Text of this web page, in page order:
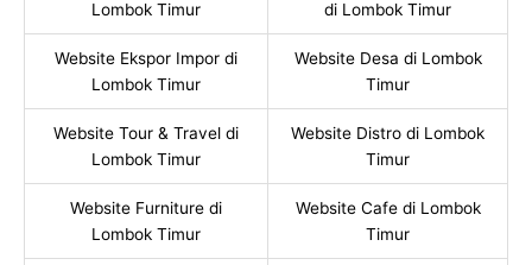
Lombok Timur di Lombok Timur
Website Ekspor Impor di
Lombok Timur
Website Desa di Lombok
Timur
Website Tour & Travel di
Lombok Timur
Website Distro di Lombok
Timur
Website Furniture di
Lombok Timur
Website Cafe di Lombok
Timur